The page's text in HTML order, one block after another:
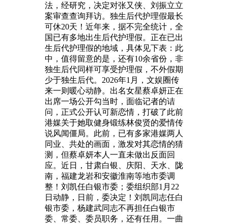
法，经研究，决定对张又侠、刘振立立
案审查查询拜访。独生后代护理假最长
可休20天！近年来，据不完全统计，全
国已有多地出生后代护理假。正在已出
生后代护理假的地域，具体见下表：此
中，值得留意的是，还有10余省份，非
独生后代同样可享受护理假，不外假期
少于独生后代。2026年1月，文娱圈传
来一则暖心动静。出名女星蔡卓妍正在
出席一场公开勾当时，面临记者的诘
问，正式公开认可新恋情，打破了此前
港媒关于她取健身锻练林俊贤的爱情传
说风闻僵局。此前，已有多家港媒两人
同业、共处的画面，激发对其恋情的猜
测，但蔡卓妍本人一直未做出反面回
应。近日，甘肃白银、庆阳、天水、陇
南，福建龙岩和安徽淮南等地市委调
整！刘凯任白银市委；委组织部1月22
日动静，日前，委决定！刘凯同志任白
银市委，杨建武同志不再担任白银市
委、常委、委员职务，还有任用。一曲